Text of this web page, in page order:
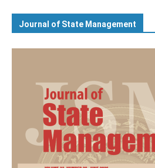
Journal of State Management